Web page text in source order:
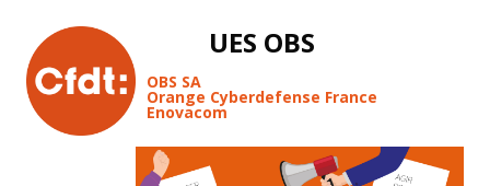
UES OBS
OBS SA
Orange Cyberdefense France
Enovacom